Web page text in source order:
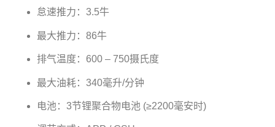
怠速推力：3.5牛
最大推力：86牛
排气温度：600 – 750摄氏度
最大油耗：340毫升/分钟
电池：3节锂聚合物电池 (≥2200毫安时)